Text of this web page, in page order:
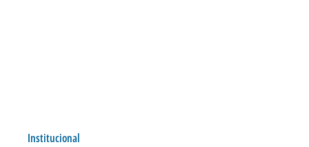
Institucional